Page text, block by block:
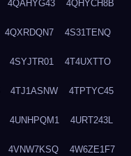
4QAHYG43 4QHYCH8B
4QXRDQN7 4S31TENQ
4SYJTR01 4T4UXTTO
4TJ1ASNW 4TPTYC45
4UNHPQM1 4URT243L
4VNW7KSQ 4W6ZE1F7